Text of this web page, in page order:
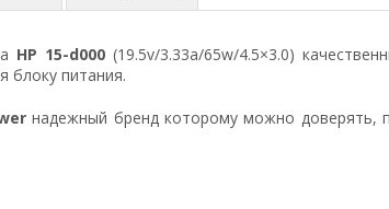
HP 15-d000(19.5v/3.33a/65w/4.5×3.0)
блоку питания.
надежный бренд которому можно доверять,